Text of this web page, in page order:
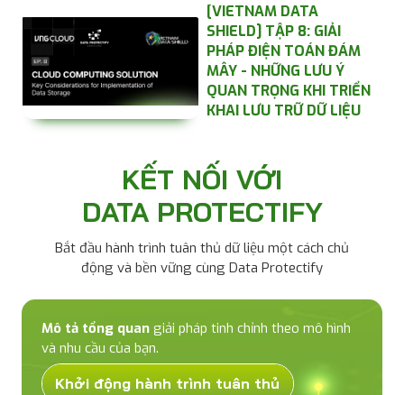
[VIETNAM DATA
SHIELD] TẬP 8: GIẢI
PHÁP ĐIỆN TOÁN ĐÁM
MÂY - NHỮNG LƯU Ý
QUAN TRỌNG KHI TRIỂN
KHAI LƯU TRỮ DỮ LIỆU
Bắt đầu hành trình tuân thủ dữ liệu một cách chủ
động và bền vững cùng Data Protectify
Mô tả tổng quan giải pháp tinh chỉnh theo mô hình
và nhu cầu của bạn.
Khởi động hành trình tuân thủ
KẾT NỐI VỚI
DATA PROTECTIFY